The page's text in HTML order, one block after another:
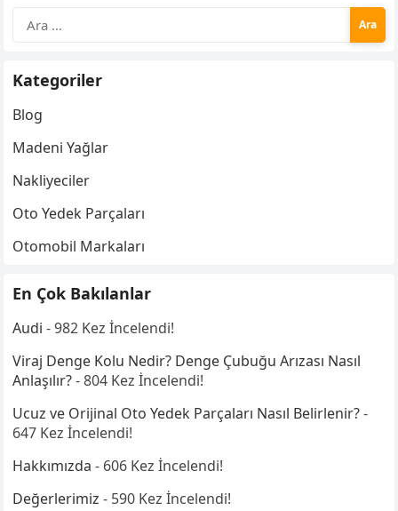
Arama:
Kategoriler
Blog
Madeni Yağlar
Nakliyeciler
Oto Yedek Parçaları
Otomobil Markaları
En Çok Bakılanlar
Audi - 982 Kez İncelendi!
Viraj Denge Kolu Nedir? Denge Çubuğu Arızası Nasıl
Anlaşılır?- 804 Kez İncelendi!
Ucuz ve Orijinal Oto Yedek Parçaları Nasıl Belirlenir?-
647 Kez İncelendi!
Hakkımızda - 606 Kez İncelendi!
Değerlerimiz - 590 Kez İncelendi!